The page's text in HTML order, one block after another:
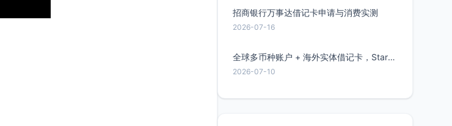
招商银行万事达借记卡申请与消费实测
2026-07-16
全球多币种账户 + 海外实体借记卡，Starryblu开户教程与注意事项
2026-07-10